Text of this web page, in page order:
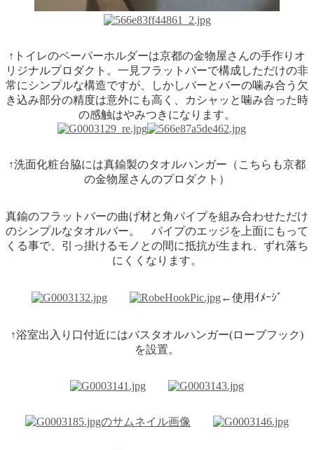
↑トイレのペーパーホルダーは京都の金物屋さんの手作りオ
リジナルプロダクト。一見フラットバーで構成しただけの非
常にシンプルな構造ですが、しかしバーとバーの噛み合う欠
き込み部分の精度は意外にも高く、カシャッと噛み合った時
の感触はやみつきになります。
↑洗面化粧台脇には真鍮製のタオルハンガー（こちらも京都
の金物屋さんのプロダクト）
真鍮のフラットバーの曲げ材と角パイプを組み合わせただけ
のシンプルなタオルバー。 パイプのエッジを上面にもって
くる事で、引っ掛けるモノとの間に抵抗が生まれ、ずれ落ち
にくくなります。
←使用ｲﾒｰｼﾞ
↑浴室出入り口付近にはバスタオルハンガー(ローブフック)
を設置。